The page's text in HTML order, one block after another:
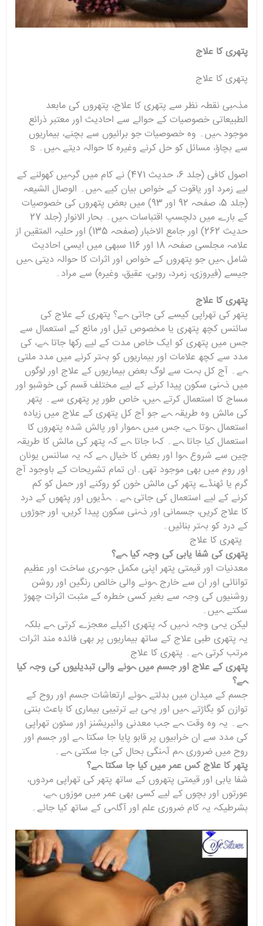
پتھری کا علاج
پتھری کا علاج
مذہبی نقطہ نظر سے پتھری کا علاج، پتھروں کی مابعد
الطبیعاتی خصوصیات کے حوالے سے احادیث اور معتبر ذرائع
موجود ہیں۔ وہ خصوصیات جو برائیوں سے بچنے، بیماریوں
سے بچاؤ، مسائل کو حل کرنے وغیرہ کا حوالہ دیتے ہیں۔ s
اصول کافی (جلد 6، حدیث 471) نے کام میں گرہیں کھولنے کے
لیے زمرد اور یاقوت کے خواص بیان کیے ہیں۔ الوصال الشیعہ
(جلد 5، صفحہ 92 اور 93) میں بعض پتھروں کی خصوصیات
کے بارے میں دلچسپ اقتباسات ہیں۔ بحار الانوار (جلد 27
حدیث 262) اور جامع الاخبار (صفحہ 135) اور حلیہ المتقین از
علامہ مجلسی صفحہ 18 اور 116 سبھی میں ایسی احادیث
شامل ہیں جو پتھروں کے خواص اور اثرات کا حوالہ دیتی ہیں
جیسے (فیروزی، زمرد، روبی، عقیق، وغیرہ) سے مراد۔
پتھری کا علاج
پتھر کی تھراپی کیسے کی جاتی ہے؟ پتھری کے علاج کی
سائنس کچھ پتھری یا مخصوص تیل اور مائع کے استعمال سے
جس میں پتھری کو ایک خاص مدت کے لیے رکھا جاتا ہے، کی
مدد سے کچھ علامات اور بیماریوں کو بہتر کرنے میں مدد ملتی
ہے۔ آج کل بہت سے لوگ بعض بیماریوں کے علاج اور لوگوں
میں ذہنی سکون پیدا کرنے کے لیے مختلف قسم کی خوشبو اور
مساج کا استعمال کرتے ہیں، خاص طور پر پتھری سے۔ پتھر
کی مالش وہ طریقہ ہے جو آج کل پتھری کے علاج میں زیادہ
استعمال ہوتا ہے، جس میں ہموار اور پالش شدہ پتھروں کا
استعمال کیا جاتا ہے۔ کہا جاتا ہے کہ پتھر کی مالش کا طریقہ
چین سے شروع ہوا اور بعض کا خیال ہے کہ یہ سائنس یونان
اور روم میں بھی موجود تھی۔ان تمام تشریحات کے باوجود آج
گرم یا ٹھنڈے پتھر کی مالش خون کو روکنے اور حمل کو کم
کرنے کے لیے استعمال کی جاتی ہے۔ ہڈیوں اور پٹھوں کے درد
کا علاج کریں، جسمانی اور ذہنی سکون پیدا کریں، اور جوڑوں
کے درد کو بہتر بنائیں۔
پتھری کا علاج
پتھری کی شفا یابی کی وجہ کیا ہے؟
معدنیات اور قیمتی پتھر اپنی مکمل جوہری ساخت اور عظیم
توانائی اور ان سے خارج ہونے والی خالص رنگین اور روشن
روشنیوں کی وجہ سے بغیر کسی خطرہ کے مثبت اثرات چھوڑ
سکتے ہیں۔
لیکن یہی وجہ نہیں کہ پتھری اکیلے معجزے کرتی ہے بلکہ
یہ پتھری طبی علاج کے ساتھ بیماریوں پر بھی فائدہ مند اثرات
مرتب کرتی ہے۔ پتھری کا علاج
پتھری کے علاج اور جسم میں ہونے والی تبدیلیوں کی وجہ کیا
ہے؟
جسم کے میدان میں بدلتے ہوئے ارتعاشات جسم اور روح کے
توازن کو بگاڑتے ہیں اور یہی بے ترتیبی بیماری کا باعث بنتی
ہے۔ یہ وہ وقت ہے جب معدنی وائبریشنز اور سٹون تھراپی
کی مدد سے ان خرابیوں پر قابو پایا جا سکتا ہے اور جسم اور
روح میں ضروری ہم آہنگی بحال کی جا سکتی ہے۔
پتھر کا علاج کس عمر میں کیا جا سکتا ہے؟
شفا یابی اور قیمتی پتھروں کے ساتھ پتھر کی تھراپی مردوں،
عورتوں اور بچوں کے لیے کسی بھی عمر میں موزوں ہے،
بشرطیکہ یہ کام ضروری علم اور آگاہی کے ساتھ کیا جائے۔